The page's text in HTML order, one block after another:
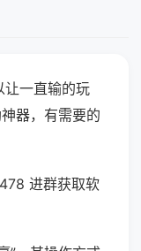
让一直输的玩
器，有需要的
进群获取软